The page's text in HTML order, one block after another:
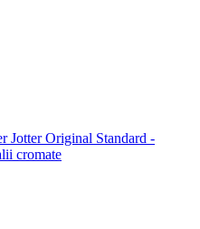
Jotter Original Standard -
cromate